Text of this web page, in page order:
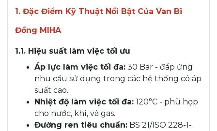
1. Đặc Điểm Kỹ Thuật Nổi Bật Của Van Bi
Đồng MIHA
1.1. Hiệu suất làm việc tối ưu
Áp lực làm việc tối đa: 30 Bar - đáp ứng
nhu cầu sử dụng trong các hệ thống có áp
suất cao.
Nhiệt độ làm việc tối đa: 120°C - phù hợp
cho nước, khí, và gas.
Đường ren tiêu chuẩn: BS 21/ISO 228-1-